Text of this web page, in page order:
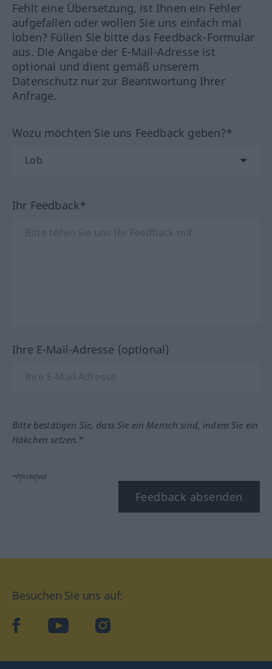
Fehlt eine Übersetzung, ist Ihnen ein Fehler
aufgefallen oder wollen Sie uns einfach mal
loben? Füllen Sie bitte das Feedback-Formular
aus. Die Angabe der E-Mail-Adresse ist
optional und dient gemäß unserem
Datenschutz nur zur Beantwortung Ihrer
Anfrage.
Wozu möchten Sie uns Feedback geben?*
Ihr Feedback*
Ihre E-Mail-Adresse (optional)
Bitte bestätigen Sie, dass Sie ein Mensch sind, indem Sie ein
Häkchen setzen.*
*Pflichtfeld
Feedback absenden
Besuchen Sie uns auf:
facebookYouTube Instagram